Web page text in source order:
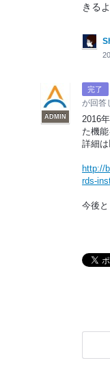
きる
完了
ADMIN
が回答
2016
た機能
詳細は
http://
rds-
今後と